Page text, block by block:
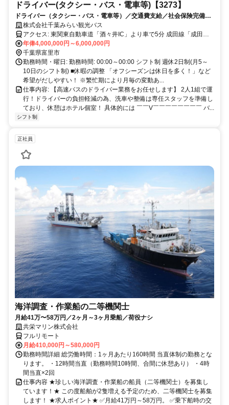
ドライバー(タクシー・バス・電車等)【3273】
ドライバー（タクシー・バス・電車等）／交通費支給／社会保険完備／
未経験OK／シフト制／急募／賞与あり
株式会社千葉みらい観光バス
アクセス: 東関東自動車道「酒々井IC」より車で5分 成田線「成田
駅」より車で20分
年俸4,000,000円～6,000,000円
千葉県富里市
勤務時間・曜日: 勤務時間: 00:00～00:00 シフト制 週休2日制(月5～
10日のシフト制) ■休暇の調整 「オフシーズンは休日を多く！」など
希望がだしやすい！ ※繁忙期により月毎の変動あ...
仕事内容: 【高速バスのドライバー業務をお任せします】 2人1組で運
行！ドライバーの負担軽減の為、洗車や整備は専任スタッフを準備し
ており、休憩はホテル個室！ 具体的には ￣￣V￣￣￣￣￣￣￣￣ バ...
シフト制
正社員
海洋調査・作業船の二等機関士
月給41万〜58万円／2ヶ月～3ヶ月乗船／荷役ナシ
共栄マリン株式会社
フルリモート
月給410,000円～580,000円
勤務時間詳細 総労働時間：1ヶ月あたり160時間 当直体制の勤務とな
ります。 ・12時間当直（勤務時間10時間、合間に休憩あり） ・4時
間当直×2回
仕事内容 ★珍しい海洋調査・作業船の船員（二等機関士）を募集し
ています！★ この度船舶が2隻増える予定のため、二等機関士を募集
します！ ★求人ポイント★ ✅月給41万円～58万円。 ✅乗下船時の交